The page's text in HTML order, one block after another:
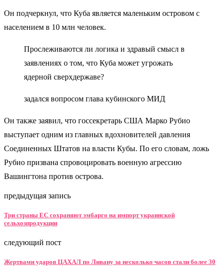
Он подчеркнул, что Куба является маленьким островом с
населением в 10 млн человек.
Прослеживаются ли логика и здравый смысл в
заявлениях о том, что Куба может угрожать
ядерной сверхдержаве?
задался вопросом глава кубинского МИД
Он также заявил, что госсекретарь США Марко Рубио
выступает одним из главных вдохновителей давления
Соединенных Штатов на власти Кубы. По его словам, ложь
Рубио призвана спровоцировать военную агрессию
Вашингтона против острова.
предыдущая запись
Три страны ЕС сохраняют эмбарго на импорт украинской
сельхозпродукции
следующий пост
Жертвами ударов ЦАХАЛ по Ливану за несколько часов стали более 30